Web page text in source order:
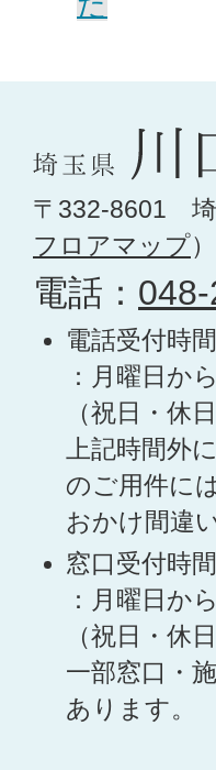
〒332-8601 埼
フロアマップ）
電話：
電話受付時間
：月曜日か
（祝日・休
上記時間外
のご用件に
おかけ間違
窓口受付時間
：月曜日か
（祝日・休
一部窓口・
あります。